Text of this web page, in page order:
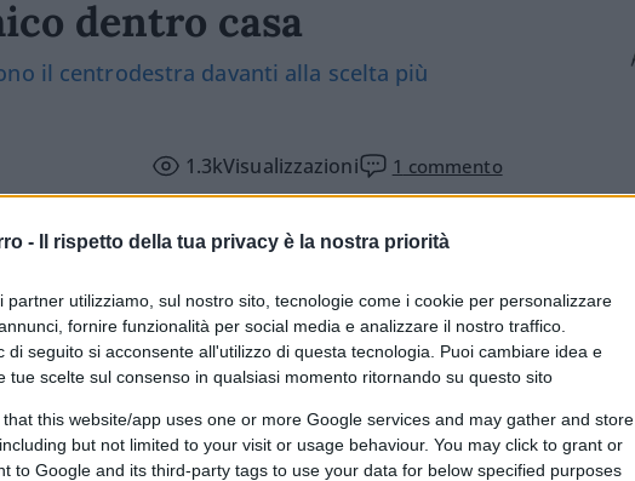
- Il rispetto della tua privacy è la nostra priorità
partner utilizziamo, sul nostro sito, tecnologie come i cookie per personalizzare
fornire funzionalità per social media e analizzare il nostro traffico.
di seguito si acconsente all'utilizzo di questa tecnologia. Puoi cambiare idea e
tue scelte sul consenso in qualsiasi momento ritornando su questo sito
that this website/app uses one or more Google services and may gather and store
but not limited to your visit or usage behaviour. You may click to grant or
to Google and its third-party tags to use your data for below specified purposes
dentro casa
il centrodestra davanti alla scelta più
1.3kVisualizzazioni 1 commento